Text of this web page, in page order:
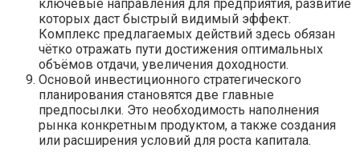
ключевые направления для предприятия, развитие
которых даст быстрый видимый эффект.
Комплекс предлагаемых действий здесь обязан
чётко отражать пути достижения оптимальных
объёмов отдачи, увеличения доходности.
Основой инвестиционного стратегического
планирования становятся две главные
предпосылки. Это необходимость наполнения
рынка конкретным продуктом, а также создания
или расширения условий для роста капитала.